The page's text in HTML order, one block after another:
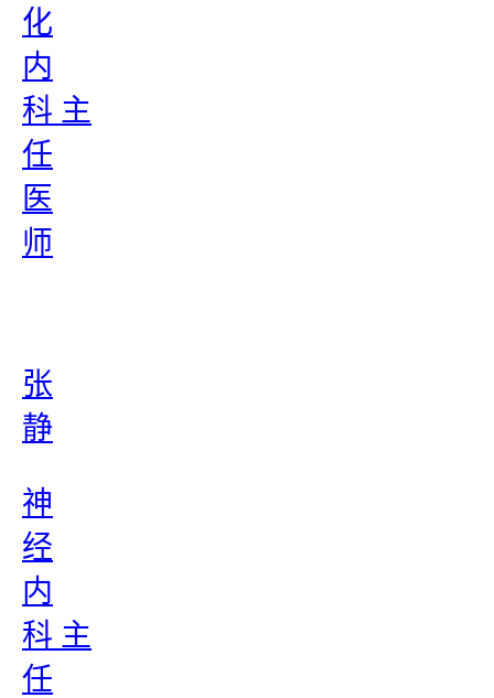
化
内
科 主
任
医
师
张
静
神
经
内
科 主
任